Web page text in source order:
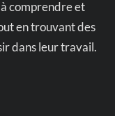
comprendre et
en trouvant des
dans leur travail.